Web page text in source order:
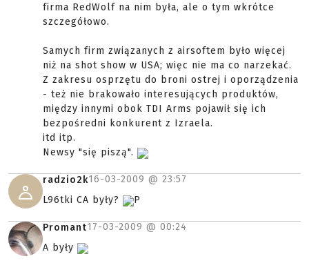
firma RedWolf na nim była, ale o tym wkrótce
szczegółowo.
Samych firm związanych z airsoftem było więcej
niż na shot show w USA; więc nie ma co narzekać.
Z zakresu osprzętu do broni ostrej i oporządzenia
- też nie brakowało interesujących produktów,
między innymi obok TDI Arms pojawił się ich
bezpośredni konkurent z Izraela.
itd itp.
Newsy "się piszą".
radzio2k16-03-2009 @ 23:57
L96tki CA były?
P
Promant17-03-2009 @ 00:24
A były